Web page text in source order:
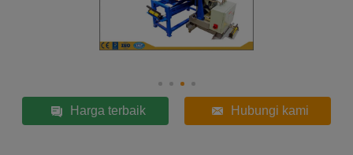
Harga terbaik Hubungi kami